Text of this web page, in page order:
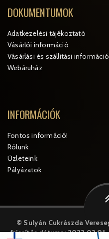
DOKUMENTUMOK
Adatkezelési tájékoztató
Vásárlói információ
Vásárlási és szállítási információ
Webáruház
INFORMÁCIÓK
Fontos információ!
Rólunk
Üzleteink
Pályázatok
© Sulyán Cukrászda
frissítés dátuma: 2023.03.01.